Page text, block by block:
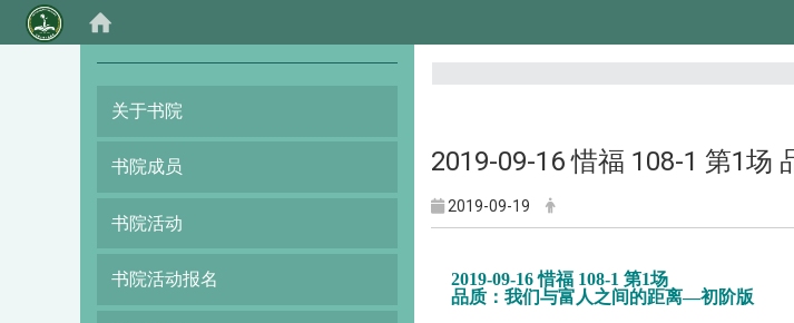
关于书院
书院成员
书院活动
书院活动报名
2019-09-16 惜福 108-1 第1场
2019-09-19
2019-09-16 惜福 108-1 第1场
品质：我们与富人之间的距离—初阶版